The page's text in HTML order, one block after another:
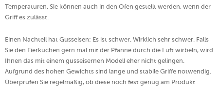
Temperaturen. Sie können auch in den Ofen gestellt werden, wenn der
Griff es zulässt.
Einen Nachteil hat Gusseisen: Es ist schwer. Wirklich sehr schwer. Falls
Sie den Eierkuchen gern mal mit der Pfanne durch die Luft wirbeln, wird
Ihnen das mit einem gusseisernen Modell eher nicht gelingen.
Aufgrund des hohen Gewichts sind lange und stabile Griffe notwendig.
Überprüfen Sie regelmäßig, ob diese noch fest genug am Produkt